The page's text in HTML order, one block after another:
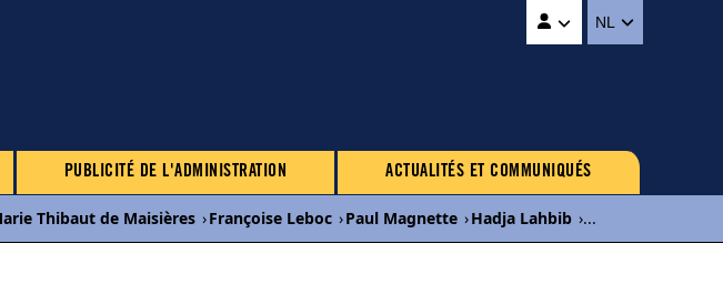
NL
PUBLICITÉ DE L'ADMINISTRATION ACTUALITÉS ET COMMUNIQUÉS
Thibaut de Maisières ›Françoise Leboc ›Paul Magnette ›Hadja Lahbib ›...